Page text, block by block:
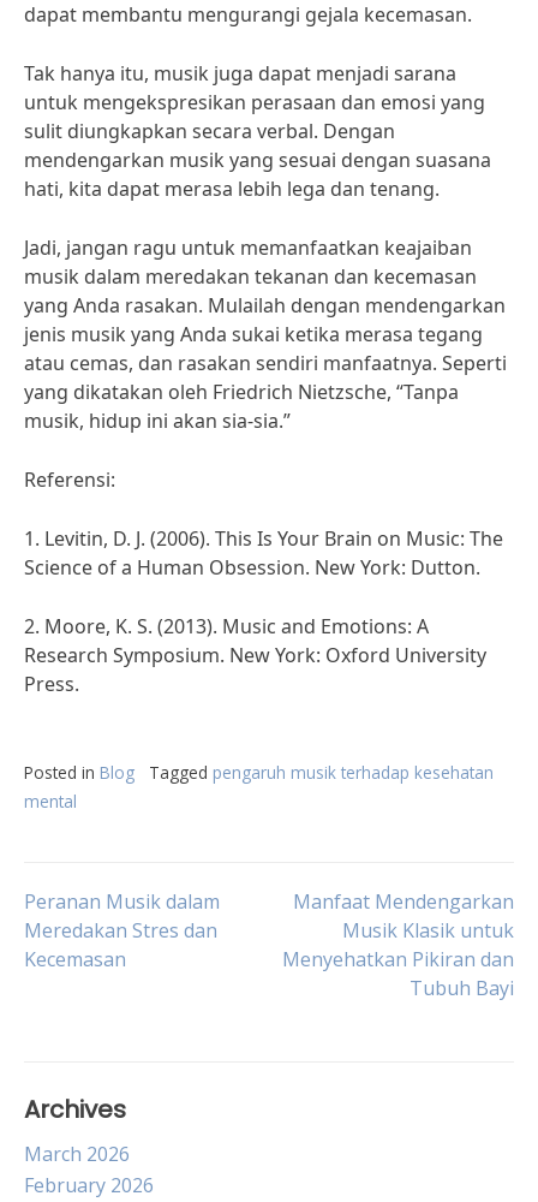
dapat membantu mengurangi gejala kecemasan.
Tak hanya itu, musik juga dapat menjadi sarana
untuk mengekspresikan perasaan dan emosi yang
sulit diungkapkan secara verbal. Dengan
mendengarkan musik yang sesuai dengan suasana
hati, kita dapat merasa lebih lega dan tenang.
Jadi, jangan ragu untuk memanfaatkan keajaiban
musik dalam meredakan tekanan dan kecemasan
yang Anda rasakan. Mulailah dengan mendengarkan
jenis musik yang Anda sukai ketika merasa tegang
atau cemas, dan rasakan sendiri manfaatnya. Seperti
yang dikatakan oleh Friedrich Nietzsche, “Tanpa
musik, hidup ini akan sia-sia.”
Referensi:
1. Levitin, D. J. (2006). This Is Your Brain on Music: The
Science of a Human Obsession. New York: Dutton.
2. Moore, K. S. (2013). Music and Emotions: A
Research Symposium. New York: Oxford University
Press.
Posted in Blog Tagged pengaruh musik terhadap kesehatan
mental
Post
navigation
Peranan Musik dalam
Meredakan Stres dan
Kecemasan
Manfaat Mendengarkan
Musik Klasik untuk
Menyehatkan Pikiran dan
Tubuh Bayi
Archives
March 2026
February 2026